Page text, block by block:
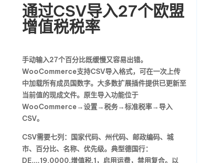
通过CSV导入27个欧盟
增值税税率
手动输入27个百分比既缓慢又容易出错。
WooCommerce支持CSV导入格式，可在一次上传
中加载所有成员国数字。大多数扩展插件提供已更新至
当前值的现成文件。原生导入功能位于
WooCommerce→设置→税务→标准税率→导入
CSV。
CSV需要七列：国家代码、州代码、邮政编码、城
市、百分比、名称、优先级。典型德国行：
DE,,,,19.0000,增值税,1，启用运费，禁用复合。以